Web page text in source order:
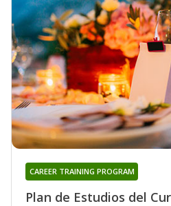
Plan de Estudios del
CAREER TRAINING PROGRAM